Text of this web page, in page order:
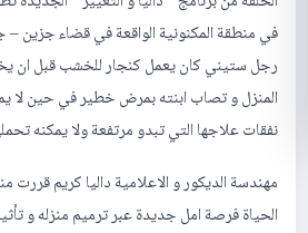
في منطقة المكنونية الواقعة في قضاء جزين
رجل ستيني كان يعمل كنجار للخشب قبل ان
المنزل و تصاب ابنته بمرض خطير في حين لا
نفقات علاجها التي تبدو مرتفعة ولا يمكنه
مهندسة الديكور و الاعلامية داليا كريم قررت
الحياة فرصة امل جديدة عبر ترميم منزله و